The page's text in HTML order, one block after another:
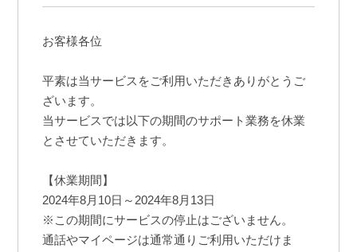
お客様各位
平素は当サービスをご利用いただきありがとうご
ざいます。
当サービスでは以下の期間のサポート業務を休業
とさせていただきます。
【休業期間】
2024年8月10日～2024年8月13日
※この期間にサービスの停止はございません。
通話やマイページは通常通りご利用いただけま